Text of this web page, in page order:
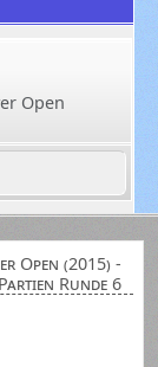
Open
Open (2015) -
Partien Runde 6